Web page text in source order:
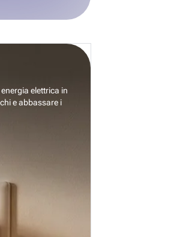
elettrica in
e abbassare i